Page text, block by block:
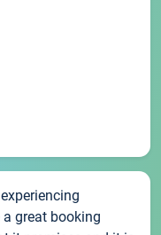
great booking